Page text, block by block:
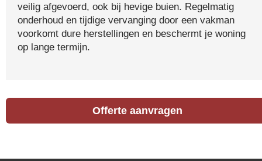
veilig afgevoerd, ook bij hevige buien. Regelmatig
onderhoud en tijdige vervanging door een vakman
voorkomt dure herstellingen en beschermt je woning
op lange termijn.
Offerte aanvragen